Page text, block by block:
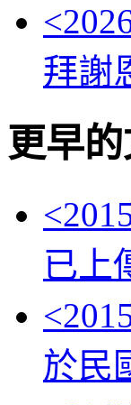
<
拜謝
更早的
<
已上
<
於民